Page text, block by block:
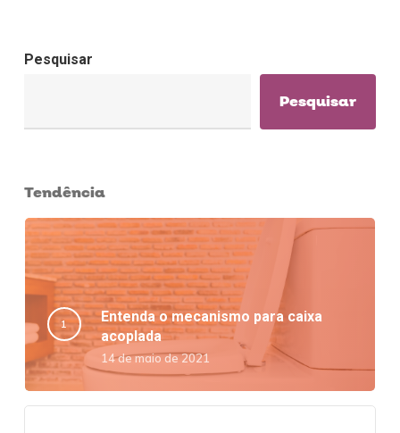
Pesquisar
Pesquisar
Tendência
Entenda o mecanismo para caixa
acoplada
14 de maio de 2021